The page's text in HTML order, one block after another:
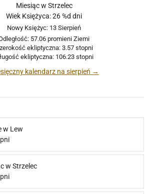
Miesiąc w Strzelec
Wiek Księżyca: 26 %d dni
Nowy Księżyc: 13 Sierpień
57.06 promieni Ziemi
ekliptyczna: 3.57 stopni
ekliptyczna: 106.23 stopni
kalendarz na sierpień →
w Lew
w Strzelec